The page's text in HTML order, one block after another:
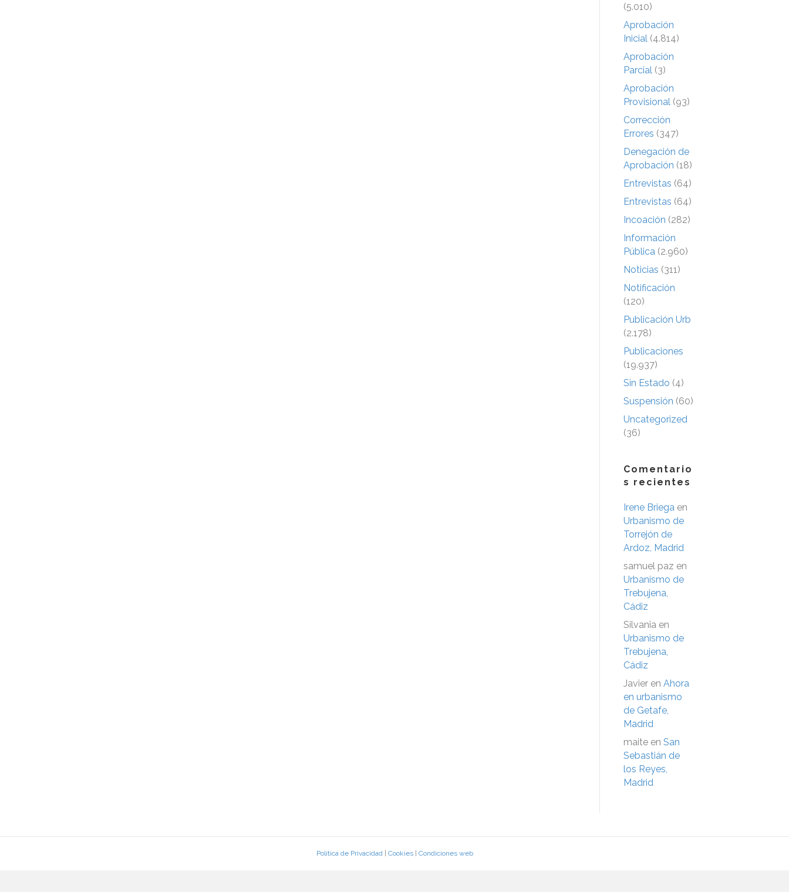
(5.010)
Aprobación
Inicial (4.814)
Aprobación
Parcial (3)
Aprobación
Provisional (93)
Corrección
Errores (347)
Denegación de
Aprobación (18)
Entrevistas (64)
Entrevistas (64)
Incoación (282)
Información
Pública (2.960)
Noticias (311)
Notificación
(120)
Publicación Urb
(2.178)
Publicaciones
(19.937)
Sin Estado (4)
Suspensión (60)
Uncategorized
(36)
Comentario
s recientes
Irene Briega en
Urbanismo de
Torrejón de
Ardoz, Madrid
samuel paz en
Urbanismo de
Trebujena,
Cádiz
Silvania en
Urbanismo de
Trebujena,
Cádiz
Javier en Ahora
en urbanismo
de Getafe,
Madrid
maite en San
Sebastián de
los Reyes,
Madrid
Política de Privacidad| Cookies| Condiciones web